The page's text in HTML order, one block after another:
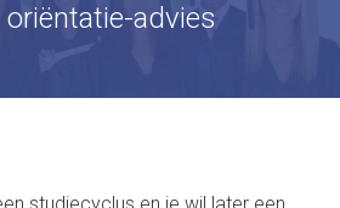
oriëntatie-advies
studiecyclus en je wil later een